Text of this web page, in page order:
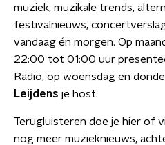
muziek, muzikale trends,
festivalnieuws,
vandaag én morgen. Op
22:00 tot 01:00 uur
Radio, op woensdag en
Leijdens je host.
Terugluisteren doe je hier of
nog meer muzieknieuws,